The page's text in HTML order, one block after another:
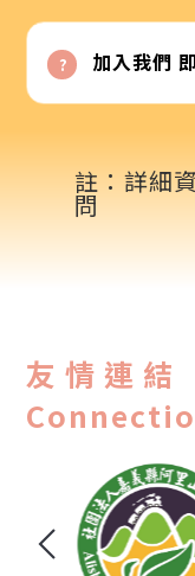
加入我們
註：詳細
問
友情連結